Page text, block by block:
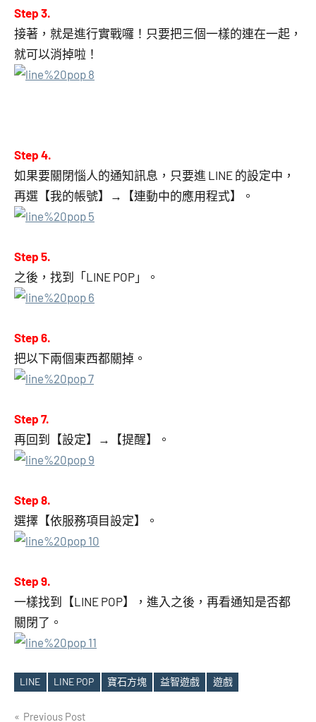
Step 3.
接著，就是進行實戰囉！只要把三個一樣的連在一起，
就可以消掉啦！
Step 4.
如果要關閉惱人的通知訊息，只要進 LINE 的設定中，
再選【我的帳號】→【連動中的應用程式】。
Step 5.
之後，找到「LINE POP」。
Step 6.
把以下兩個東西都關掉。
Step 7.
再回到【設定】→【提醒】。
Step 8.
選擇【依服務項目設定】。
Step 9.
一樣找到【LINE POP】，進入之後，再看通知是否都
關閉了。
Tags
LINE LINE POP 寶石方塊 益智遊戲 遊戲
Previous Post